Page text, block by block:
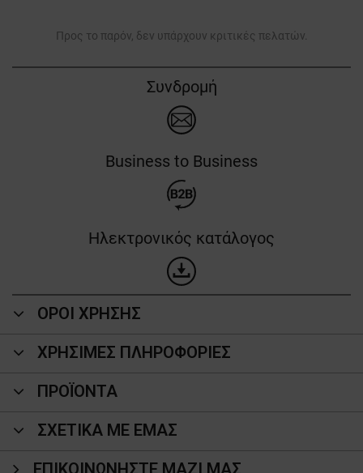
Προς το παρόν, δεν υπάρχουν κριτικές πελατών.
Συνδρομή
Business to Business
Ηλεκτρονικός κατάλογος
ΟΡΟΙ ΧΡΗΣΗΣ
ΧΡΗΣΙΜΕΣ ΠΛΗΡΟΦΟΡΙΕΣ
ΠΡΟΪΌΝΤΑ
ΣΧΕΤΙΚΑ ΜΕ ΕΜΑΣ
ΕΠΙΚΟΙΝΩΝΉΣΤΕ ΜΑΖΊ ΜΑΣ